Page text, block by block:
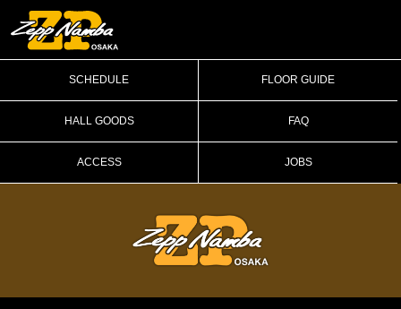
SCHEDULE FLOOR GUIDE
HALL GOODS FAQ
ACCESS JOBS